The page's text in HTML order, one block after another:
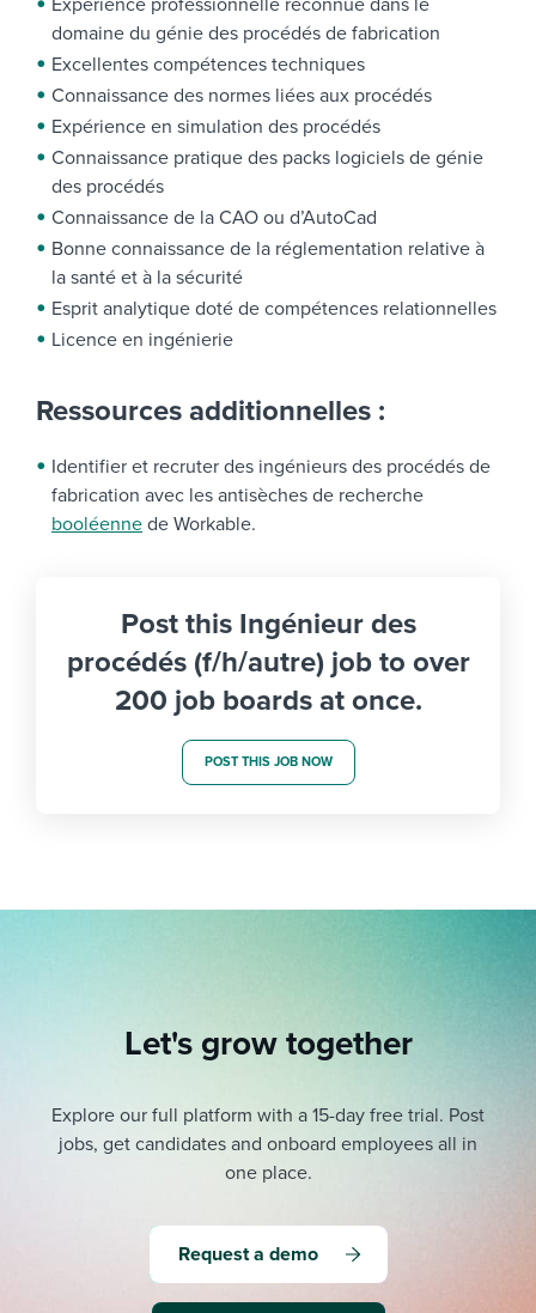
Expérience professionnelle reconnue dans le
domaine du génie des procédés de fabrication
Excellentes compétences techniques
Connaissance des normes liées aux procédés
Expérience en simulation des procédés
Connaissance pratique des packs logiciels de génie
des procédés
Connaissance de la CAO ou d’AutoCad
Bonne connaissance de la réglementation relative à
la santé et à la sécurité
Esprit analytique doté de compétences relationnelles
Licence en ingénierie
Ressources additionnelles :
Identifier et recruter des ingénieurs des procédés de
fabrication avec les antisèches de recherche
booléenne de Workable.
Post this Ingénieur des
procédés (f/h/autre) job to over
200 job boards at once.
POST THIS JOB NOW
Let's grow together
Explore our full platform with a 15-day free trial. Post
jobs, get candidates and onboard employees all in
one place.
Request a demo